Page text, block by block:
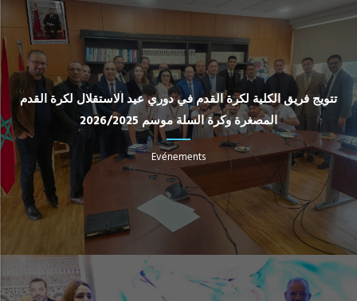
تتويج فريق الكلية لكرة القدم في دوري عيد الاستقلال لكرة القدم
المصغرة وكرة السلة موسم 2026/2025
Evénements